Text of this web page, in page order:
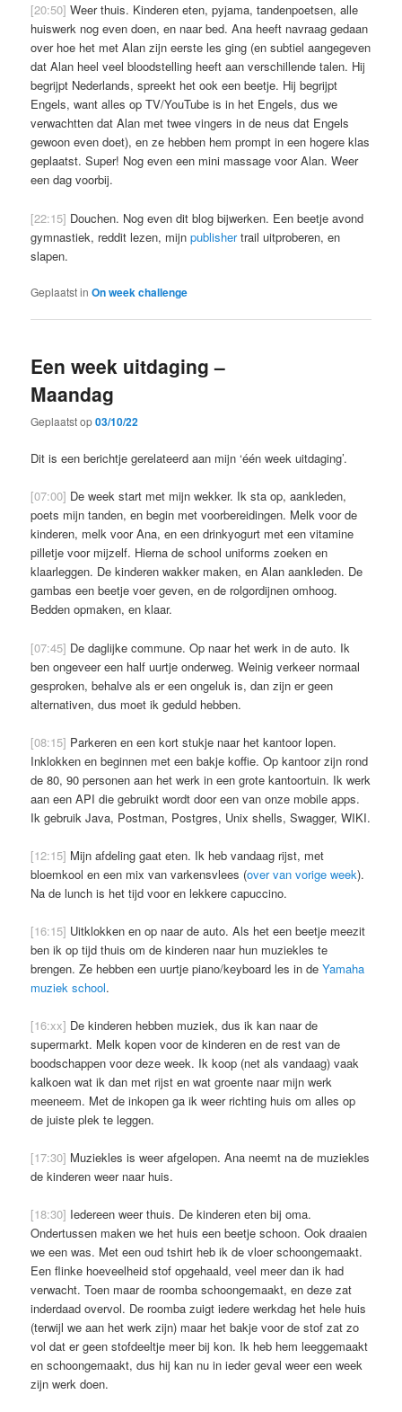
[20:50] Weer thuis. Kinderen eten, pyjama, tandenpoetsen, alle
huiswerk nog even doen, en naar bed. Ana heeft navraag gedaan
over hoe het met Alan zijn eerste les ging (en subtiel aangegeven
dat Alan heel veel bloodstelling heeft aan verschillende talen. Hij
begrijpt Nederlands, spreekt het ook een beetje. Hij begrijpt
Engels, want alles op TV/YouTube is in het Engels, dus we
verwachtten dat Alan met twee vingers in de neus dat Engels
gewoon even doet), en ze hebben hem prompt in een hogere klas
geplaatst. Super! Nog even een mini massage voor Alan. Weer
een dag voorbij.
[22:15] Douchen. Nog even dit blog bijwerken. Een beetje avond
gymnastiek, reddit lezen, mijnpublishertrail uitproberen, en
slapen.
Geplaatst in On week challenge
Een week uitdaging –
Maandag
Geplaatst op03/10/22
Dit is een berichtje gerelateerd aan mijn ‘één week uitdaging’.
[07:00] De week start met mijn wekker. Ik sta op, aankleden,
poets mijn tanden, en begin met voorbereidingen. Melk voor de
kinderen, melk voor Ana, en een drinkyogurt met een vitamine
pilletje voor mijzelf. Hierna de school uniforms zoeken en
klaarleggen. De kinderen wakker maken, en Alan aankleden. De
gambas een beetje voer geven, en de rolgordijnen omhoog.
Bedden opmaken, en klaar.
[07:45] De daglijke commune. Op naar het werk in de auto. Ik
ben ongeveer een half uurtje onderweg. Weinig verkeer normaal
gesproken, behalve als er een ongeluk is, dan zijn er geen
alternativen, dus moet ik geduld hebben.
[08:15] Parkeren en een kort stukje naar het kantoor lopen.
Inklokken en beginnen met een bakje koffie. Op kantoor zijn rond
de 80, 90 personen aan het werk in een grote kantoortuin. Ik werk
aan een API die gebruikt wordt door een van onze mobile apps.
Ik gebruik Java, Postman, Postgres, Unix shells, Swagger, WIKI.
[12:15] Mijn afdeling gaat eten. Ik heb vandaag rijst, met
bloemkool en een mix van varkensvlees (over van vorige week).
Na de lunch is het tijd voor en lekkere capuccino.
[16:15] Uitklokken en op naar de auto. Als het een beetje meezit
ben ik op tijd thuis om de kinderen naar hun muziekles te
brengen. Ze hebben een uurtje piano/keyboard les in deYamaha
muziek school.
[16:xx] De kinderen hebben muziek, dus ik kan naar de
supermarkt. Melk kopen voor de kinderen en de rest van de
boodschappen voor deze week. Ik koop (net als vandaag) vaak
kalkoen wat ik dan met rijst en wat groente naar mijn werk
meeneem. Met de inkopen ga ik weer richting huis om alles op
de juiste plek te leggen.
[17:30] Muziekles is weer afgelopen. Ana neemt na de muziekles
de kinderen weer naar huis.
[18:30] Iedereen weer thuis. De kinderen eten bij oma.
Ondertussen maken we het huis een beetje schoon. Ook draaien
we een was. Met een oud tshirt heb ik de vloer schoongemaakt.
Een flinke hoeveelheid stof opgehaald, veel meer dan ik had
verwacht. Toen maar de roomba schoongemaakt, en deze zat
inderdaad overvol. De roomba zuigt iedere werkdag het hele huis
(terwijl we aan het werk zijn) maar het bakje voor de stof zat zo
vol dat er geen stofdeeltje meer bij kon. Ik heb hem leeggemaakt
en schoongemaakt, dus hij kan nu in ieder geval weer een week
zijn werk doen.